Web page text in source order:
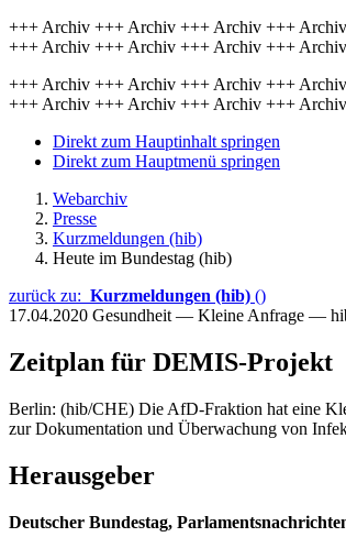
+++ Archiv +++ Archiv +++ Archiv +++
+++ Archiv +++ Archiv +++ Archiv +++
+++ Archiv +++ Archiv +++ Archiv +++
+++ Archiv +++ Archiv +++ Archiv +++
Direkt zum Hauptinhalt springen
Direkt zum Hauptmenü springen
Webarchiv
Presse
Kurzmeldungen (hib)
Heute im Bundestag (hib)
zurück zu: Kurzmeldungen (hib) ()
17.04.2020 Gesundheit — Kleine Anfrage —
Zeitplan für DEMIS-Projekt
Berlin: (hib/CHE) Die AfD-Fraktion hat eine
zur Dokumentation und Überwachung von
Herausgeber
Deutscher Bundestag,